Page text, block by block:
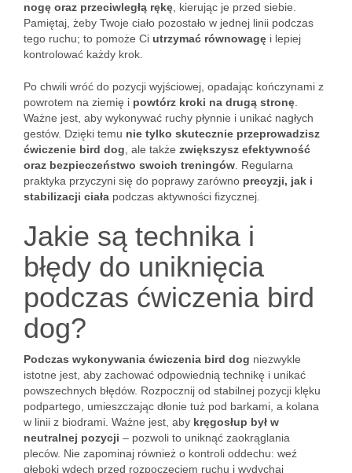
nogę oraz przeciwległą rękę , kierując je przed siebie.
Pamiętaj, żeby Twoje ciało pozostało w jednej linii podczas
tego ruchu; to pomoże Ci utrzymać równowagę i lepiej
kontrolować każdy krok.
Po chwili wróć do pozycji wyjściowej, opadając kończynami z
powrotem na ziemię i powtórz kroki na drugą stronę
Ważne jest, aby wykonywać ruchy płynnie i unikać nagłych
gestów. Dzięki temu nie tylko skutecznie przeprowadzisz
ćwiczenie bird dog , ale także zwiększysz efektywność
oraz bezpieczeństwo swoich treningów . Regularna
praktyka przyczyni się do poprawy zarówno precyzji, jak i
stabilizacji ciała podczas aktywności fizycznej.
Jakie są technika i
błędy do uniknięcia
podczas ćwiczenia bird
dog?
Podczas wykonywania ćwiczenia bird dog niezwykle
istotne jest, aby zachować odpowiednią technikę i unikać
powszechnych błędów. Rozpocznij od stabilnej pozycji klęku
podpartego, umieszczając dłonie tuż pod barkami, a kolana
w linii z biodrami. Ważne jest, aby kręgosłup był w
neutralnej pozycji – pozwoli to uniknąć zaokrąglania
pleców. Nie zapominaj również o kontroli oddechu: weź
głęboki wdech przed rozpoczęciem ruchu i wydychaj